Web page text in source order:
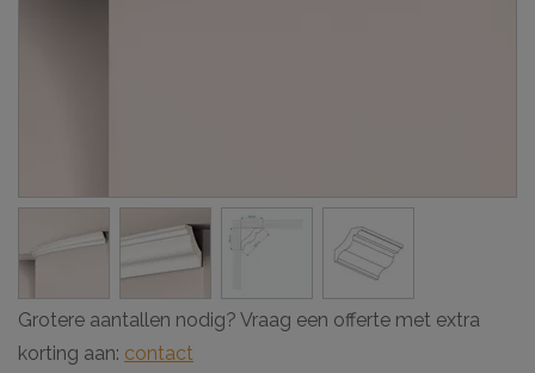
Grotere aantallen nodig? Vraag een offerte met extra
korting aan: contact